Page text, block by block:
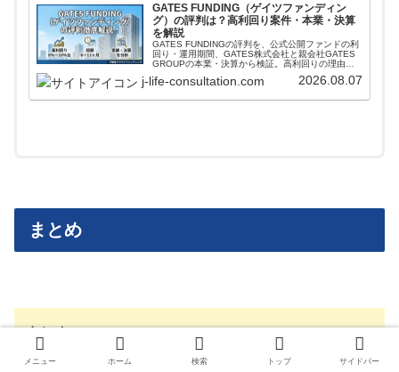
GATES FUNDING（ゲイツファンディン
グ）の評判は？高利回り案件・本業・決算
を解説
GATES FUNDINGの評判を、公式公開ファンドの利
回り・運用期間、GATES株式会社と親会社GATES
GROUPの本業・決算から検証。高利回りの理由、
ます。登録前に公式条件と本文の注意点を確認した
j-life-consultation.com 2026.08.07
まとめ
まとめ
・本ファンドの利回りは8%
メニュー ホーム 検索 トップ サイドバー